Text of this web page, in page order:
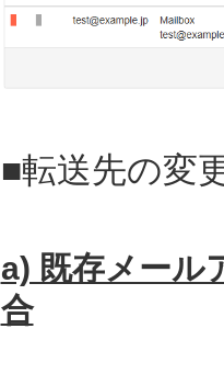
■転送先の変
a) 既存メール
合